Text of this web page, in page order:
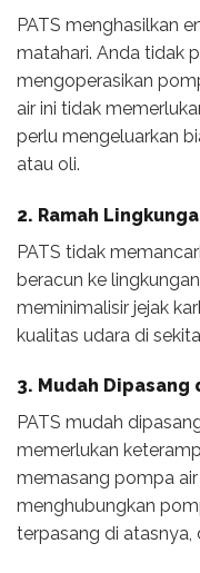
PATS menghasilkan
matahari. Anda tidak
mengoperasikan
air ini tidak
perlu mengeluarkan
atau oli.
2. Ramah
PATS tidak
beracun ke
meminimalisir jejak
kualitas udara di
3. Mudah Dipasang
PATS mudah
memerlukan
memasang pompa
menghubungkan
terpasang di atasnya,